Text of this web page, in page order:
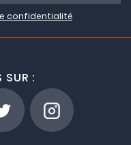
confidentialité
SUR :